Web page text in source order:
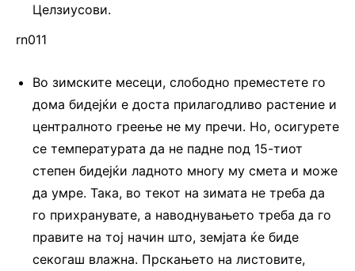
Целзиусови.
rn011
Во зимските месеци, слободно преместете го
дома бидејќи е доста прилагодливо растение и
централното греење не му пречи. Но, осигурете
се температурата да не падне под 15-тиот
степен бидејќи ладното многу му смета и може
да умре. Така, во текот на зимата не треба да
го прихранувате, а наводнувањето треба да го
правите на тој начин што, земјата ќе биде
секогаш влажна. Прскањето на листовите,